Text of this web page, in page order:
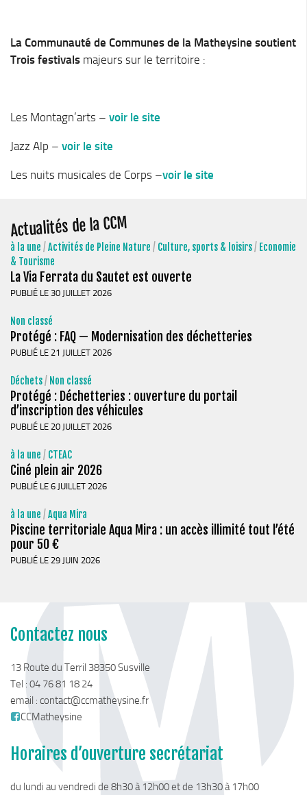
Espace Naturel Sensible (ENS)
Activités de Pleine Nature
Via Ferrata
Sites Escalade
Via Matacena
Déchets
Déchetterie intercommunale et points propres
Gestion des cours d’eau
Transition énergétique
Espace Conseil France Rénov’
Matheysine Rénovation : l’aide locale pour vos travaux
Certificats d’Economie d’Energie (CEE)
Logement
Eau & Assainissement
SPANC
La Communauté de Communes de la Matheysine soutient
Trois festivals majeurs sur le territoire :
Les Montagn’arts – voir le site
Jazz Alp – voir le site
Les nuits musicales de Corps –voir le site
Actualités de la CCM
à la une /Activités de Pleine Nature / Culture, sports & loisirs/ Economie
& Tourisme
La Via Ferrata du Sautet est ouverte
PUBLIÉ LE 30 JUILLET 2026
Non classé
Protégé : FAQ — Modernisation des déchetteries
PUBLIÉ LE 21 JUILLET 2026
Déchets/ Non classé
Protégé : Déchetteries : ouverture du portail
d’inscription des véhicules
PUBLIÉ LE 20 JUILLET 2026
à la une / CTEAC
Ciné plein air 2026
PUBLIÉ LE 6 JUILLET 2026
à la une /Aqua Mira
Piscine territoriale Aqua Mira : un accès illimité tout l’été
pour 50 €
PUBLIÉ LE 29 JUIN 2026
Contactez nous
13 Route du Terril 38350 Susville
Tel : 04 76 81 18 24
email : contact@ccmatheysine.fr
CCMatheysine
Horaires d’ouverture secrétariat
du lundi au vendredi de 8h30 à 12h00 et de 13h30 à 17h00